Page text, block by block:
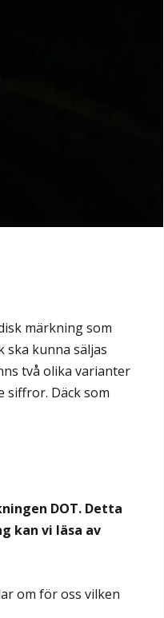
märkning som
ska kunna säljas
två olika varianter
siffror. Däck som
DOT. Detta
kan vi läsa av
om för oss vilken